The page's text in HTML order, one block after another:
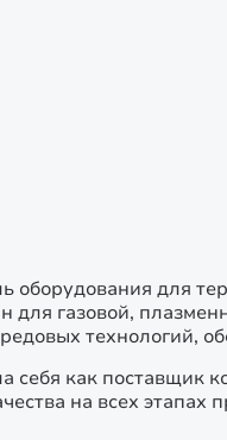
оборудования для
для газовой,
технологий,
себя как
на всех